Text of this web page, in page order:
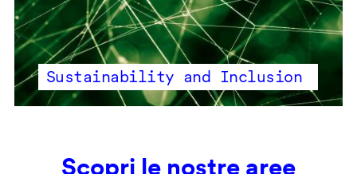
Sustainability and Inclusion
Scopri le nostre aree